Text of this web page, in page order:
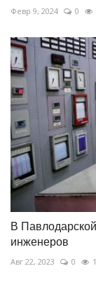
Февр 9, 2024 0
В
инженеров
Авг 22, 2023 0